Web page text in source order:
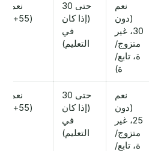
نعم
(دون
30، غير
متزوج/
ة، تابع/
ة)
حتى 30
(إذا كان
في
التعليم)
نعم
(55+)
نعم
(دون
25، غير
متزوج/
ة، تابع/
حتى 30
(إذا كان
في
التعليم)
نعم
(55+)